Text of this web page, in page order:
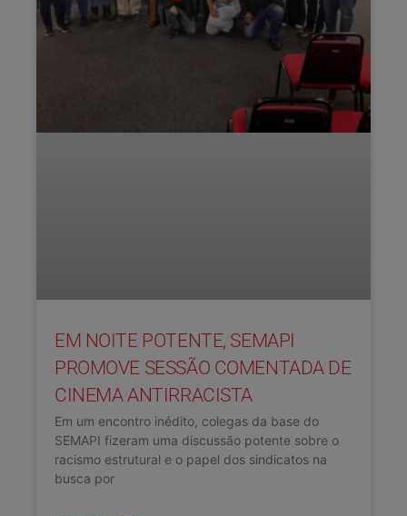
EM NOITE POTENTE, SEMAPI
PROMOVE SESSÃO COMENTADA DE
CINEMA ANTIRRACISTA
Em um encontro inédito, colegas da base do
SEMAPI fizeram uma discussão potente sobre o
racismo estrutural e o papel dos sindicatos na
busca por